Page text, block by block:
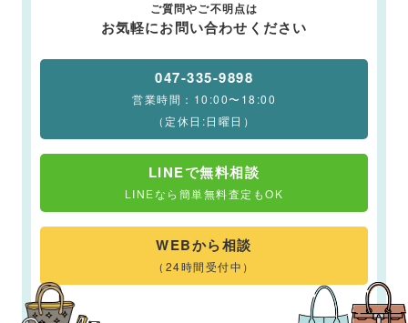
ご質問やご不明点は
お気軽にお問い合わせください
047-335-9898
営業時間：10:00〜18:00
（定休日:日曜日）
LINEで無料相談
LINEなら簡単無料査定もOK
WEBから相談
（24時間受付中）